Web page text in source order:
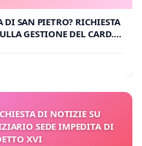
DI SAN PIETRO? RICHIESTA
GESTIONE DEL CARD.
DI NOTIZIE SU
SEDE IMPEDITA DI
XVI